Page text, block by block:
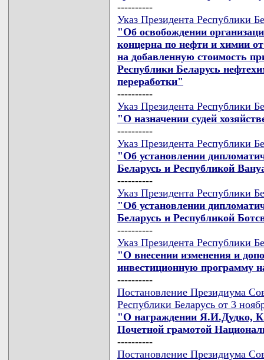
----------
Указ Президента Республики
"Об освобождении
концерна по нефти и химии
на добавленную стоимость
Республики Беларусь
переработки"
----------
Указ Президента Республики
"О назначении судей
----------
Указ Президента Республики
"Об установлении
Беларусь и Республикой
----------
Указ Президента Республики
"Об установлении
Беларусь и Республикой
----------
Указ Президента Республики
"О внесении изменения и
инвестиционную программу
----------
Постановление Президиума
Республики Беларусь от 3
"О награждении Я.И.Дудко,
Почетной грамотой
----------
Постановление Президиума